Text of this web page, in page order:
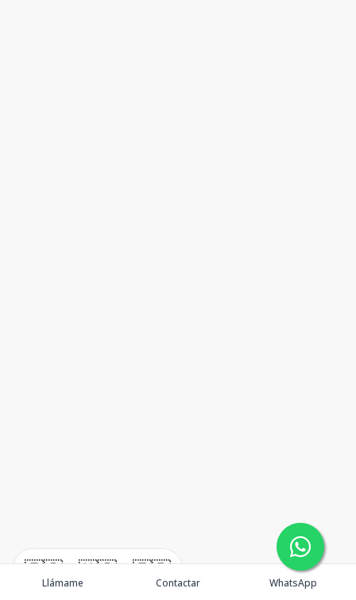
🇪🇸 🇺🇸 🇫🇷
Llámame Contactar WhatsApp